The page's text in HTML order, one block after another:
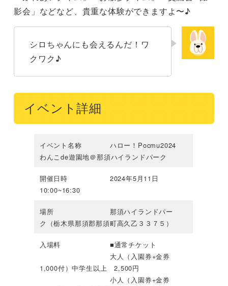
影会」などなど、貴重な体験ができますよ〜♪
シロちゃんにも会えるんだ！ワ
クワク♪
イベント詳細
イベント名称 ハロー！Pocmu2024
わんこde遊園地＠那須ハイランドパーク
開催日時 2024年5月11日
10:00~16:30
場所 那須ハイランドパー
ク（栃木県那須郡那須町高久乙３３７５）
入場料 ■通常チケット
大人（入園券+金券
1,000付）中学生以上 2,500円
小人（入園券+金券